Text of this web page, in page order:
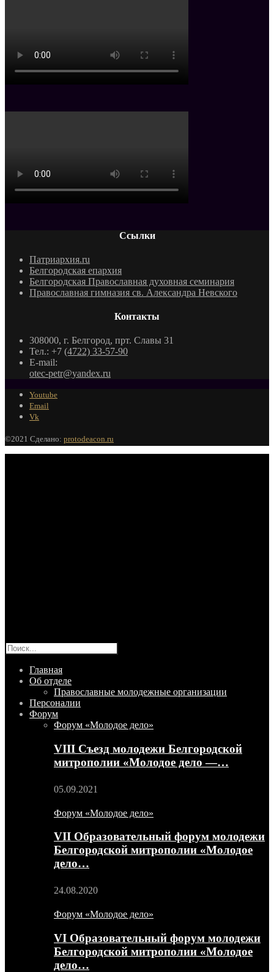
Ссылки
Патриархия.ru
Белгородская епархия
Белгородская Православная духовная семинария
Православная гимназия св. Александра Невского
Контакты
308000, г. Белгород, прт. Славы 31
Тел.: +7 (4722) 33-57-90
E-mail:
otec-petr@yandex.ru
Youtube
Email
Vk
©2021 Сделано: protodeacon.ru
Главная
Об отделе
Православные молодежные организации
Персоналии
Форум
Форум «Молодое дело»
VIII Съезд молодежи Белгородской
митрополии «Молодое дело —…
05.09.2021
Форум «Молодое дело»
VII Образовательный форум молодежи
Белгородской митрополии «Молодое
дело…
24.08.2020
Форум «Молодое дело»
VI Образовательный форум молодежи
Белгородской митрополии «Молодое
дело…